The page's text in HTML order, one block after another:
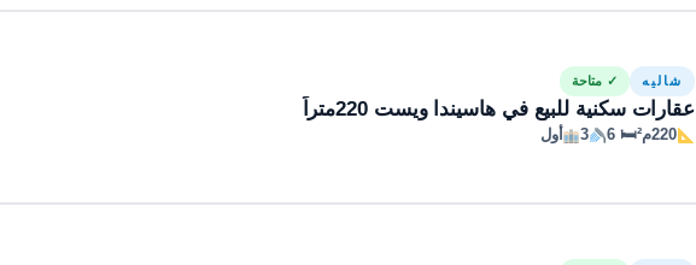
شاليه ✓ متاحة
عقارات سكنية للبيع في هاسيندا ويست 220متراً
220م² 🛏 6
3 أول